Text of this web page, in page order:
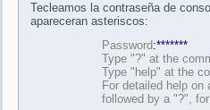
Tecleamos la contraseña de
apareceran asteriscos:
Password:*******
Type "?" at the
Type "help" at the
For detailed help
followed by a "?",